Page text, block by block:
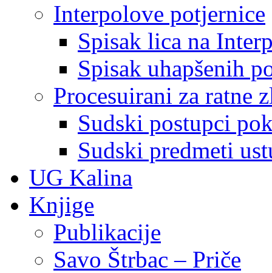
Interpolove potjernice
Spisak lica na
Spisak uhapšenih
Procesuirani za ratne
Sudski postupci
Sudski predmeti
UG Kalina
Knjige
Publikacije
Savo Štrbac – Priče